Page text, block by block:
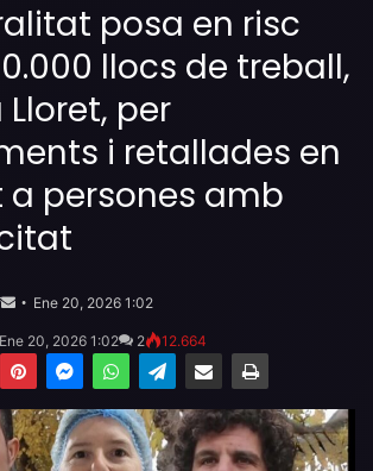
posa en risc
llocs de treball,
per
i retallades en
a persones amb
email
Ene 20, 2026 1:02
20, 2026 1:02 2 12.664
PinterestMessengerWhatsAppTelegramCompartir por email Imprimir